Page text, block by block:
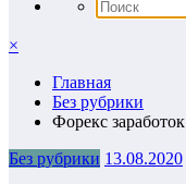
×
Главная
Без рубрики
Форекс заработок
Без рубрики 13.08.2020